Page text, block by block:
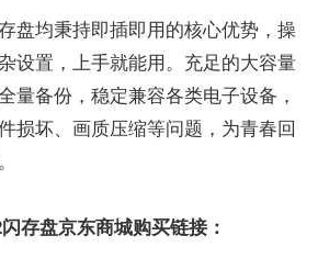
盘均秉持即插即用的核心优势，操
设置，上手就能用。充足的大容量
量备份，稳定兼容各类电子设备，
损坏、画质压缩等问题，为青春回
存盘京东商城购买链接：